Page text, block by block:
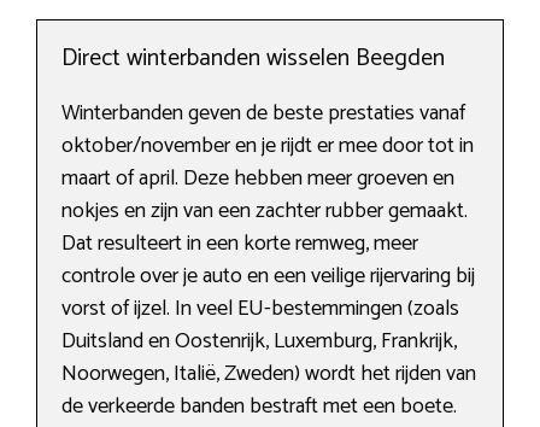
Direct winterbanden wisselen Beegden
Winterbanden geven de beste prestaties vanaf
oktober/november en je rijdt er mee door tot in
maart of april. Deze hebben meer groeven en
nokjes en zijn van een zachter rubber gemaakt.
Dat resulteert in een korte remweg, meer
controle over je auto en een veilige rijervaring bij
vorst of ijzel. In veel EU-bestemmingen (zoals
Duitsland en Oostenrijk, Luxemburg, Frankrijk,
Noorwegen, Italië, Zweden) wordt het rijden van
de verkeerde banden bestraft met een boete.